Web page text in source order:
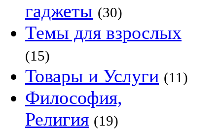
гаджеты (30)
Темы для взрослых
(15)
Товары и Услуги (11)
Философия,
Религия (19)